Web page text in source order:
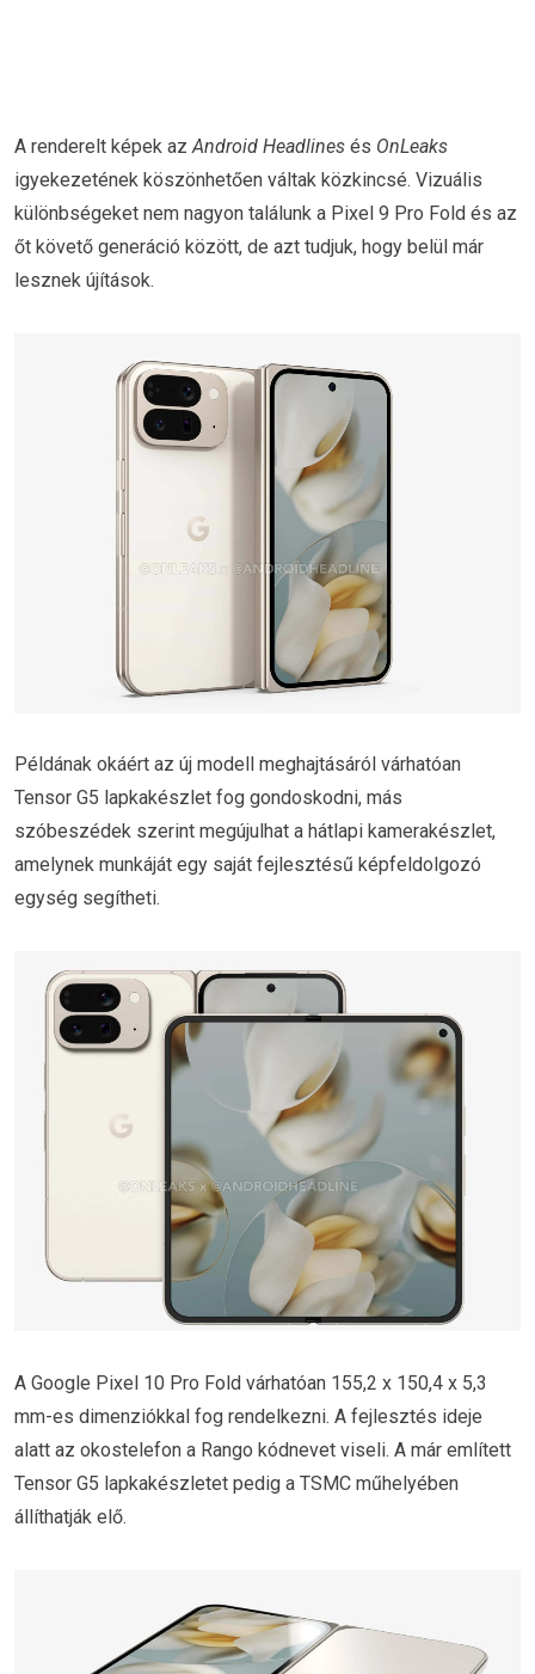
A renderelt képek azAndroid Headlines és OnLeaks
igyekezetének köszönhetően váltak közkincsé. Vizuális
különbségeket nem nagyon találunk a Pixel 9 Pro Fold és az
őt követő generáció között, de azt tudjuk, hogy belül már
lesznek újítások.
Példának okáért az új modell meghajtásáról várhatóan
Tensor G5 lapkakészlet fog gondoskodni, más
szóbeszédek szerint megújulhat a hátlapi kamerakészlet,
amelynek munkáját egy saját fejlesztésű képfeldolgozó
egység segítheti.
A Google Pixel 10 Pro Fold várhatóan 155,2 x 150,4 x 5,3
mm-es dimenziókkal fog rendelkezni. A fejlesztés ideje
alatt az okostelefon a Rango kódnevet viseli. A már említett
Tensor G5 lapkakészletet pedig a TSMC műhelyében
állíthatják elő.